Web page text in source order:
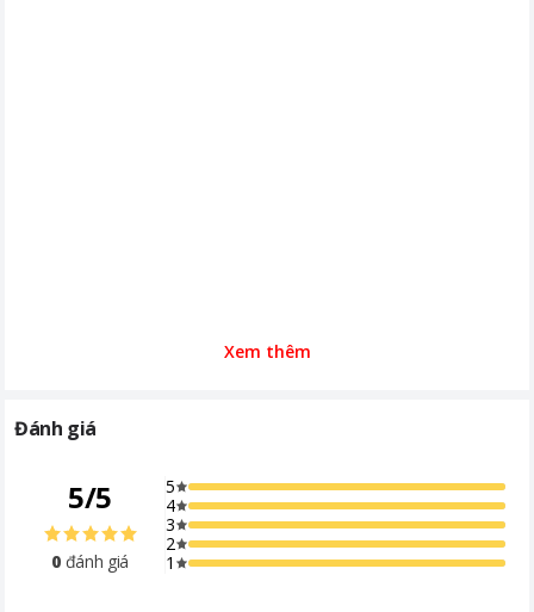
Xem thêm
Đánh giá
5/5
0 đánh giá
5
4
3
2
1